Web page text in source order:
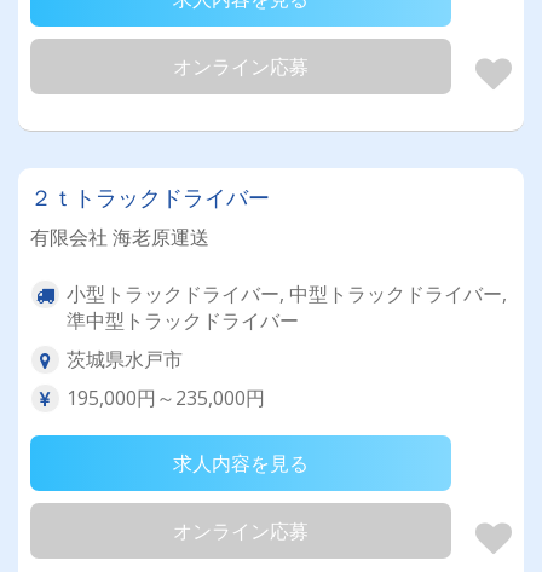
オンライン応募
２ｔトラックドライバー
有限会社 海老原運送
小型トラックドライバー, 中型トラックドライバー,
準中型トラックドライバー
茨城県水戸市
195,000円～235,000円
求人内容を見る
オンライン応募